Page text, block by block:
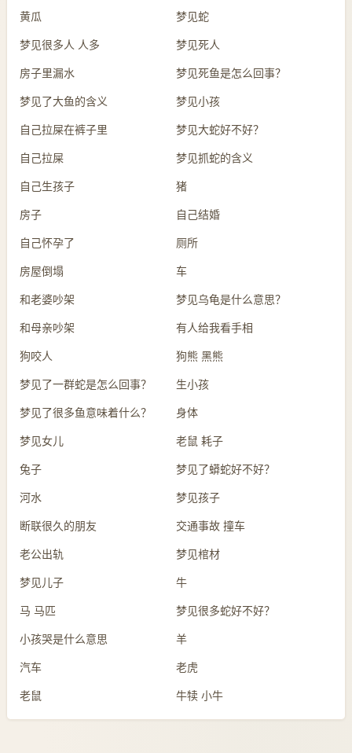
黄瓜 梦见蛇
梦见很多人 人多 梦见死人
房子里漏水 梦见死鱼是怎么回事？
梦见了大鱼的含义 梦见小孩
自己拉屎在裤子里 梦见大蛇好不好？
自己拉屎 梦见抓蛇的含义
自己生孩子 猪
房子 自己结婚
自己怀孕了 厕所
房屋倒塌 车
和老婆吵架 梦见乌龟是什么意思？
和母亲吵架 有人给我看手相
狗咬人 狗熊 黑熊
梦见了一群蛇是怎么回事？ 生小孩
梦见了很多鱼意味着什么？ 身体
梦见女儿 老鼠 耗子
兔子 梦见了蟒蛇好不好？
河水 梦见孩子
断联很久的朋友 交通事故 撞车
老公出轨 梦见棺材
梦见儿子 牛
马 马匹 梦见很多蛇好不好？
小孩哭是什么意思 羊
汽车 老虎
老鼠 牛犊 小牛